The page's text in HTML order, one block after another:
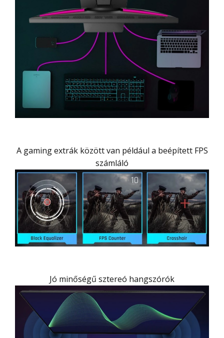
A gaming extrák között van például a beépített FPS
számláló
Jó minőségű sztereó hangszórók